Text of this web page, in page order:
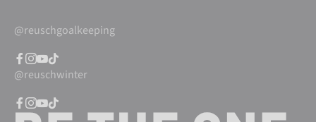
@reuschgoalkeeping
@reuschwinter